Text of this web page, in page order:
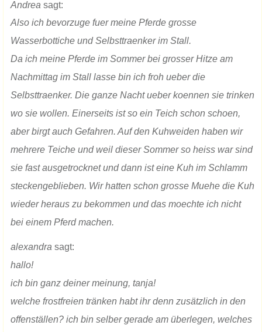
Andrea sagt:
Also ich bevorzuge fuer meine Pferde grosse
Wasserbottiche und Selbsttraenker im Stall.
Da ich meine Pferde im Sommer bei grosser Hitze am
Nachmittag im Stall lasse bin ich froh ueber die
Selbsttraenker. Die ganze Nacht ueber koennen sie trinken
wo sie wollen. Einerseits ist so ein Teich schon schoen,
aber birgt auch Gefahren. Auf den Kuhweiden haben wir
mehrere Teiche und weil dieser Sommer so heiss war sind
sie fast ausgetrocknet und dann ist eine Kuh im Schlamm
steckengeblieben. Wir hatten schon grosse Muehe die Kuh
wieder heraus zu bekommen und das moechte ich nicht
bei einem Pferd machen.
alexandra sagt:
hallo!
ich bin ganz deiner meinung, tanja!
welche frostfreien tränken habt ihr denn zusätzlich in den
offenställen? ich bin selber gerade am überlegen, welches